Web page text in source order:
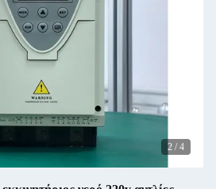
2 / 4